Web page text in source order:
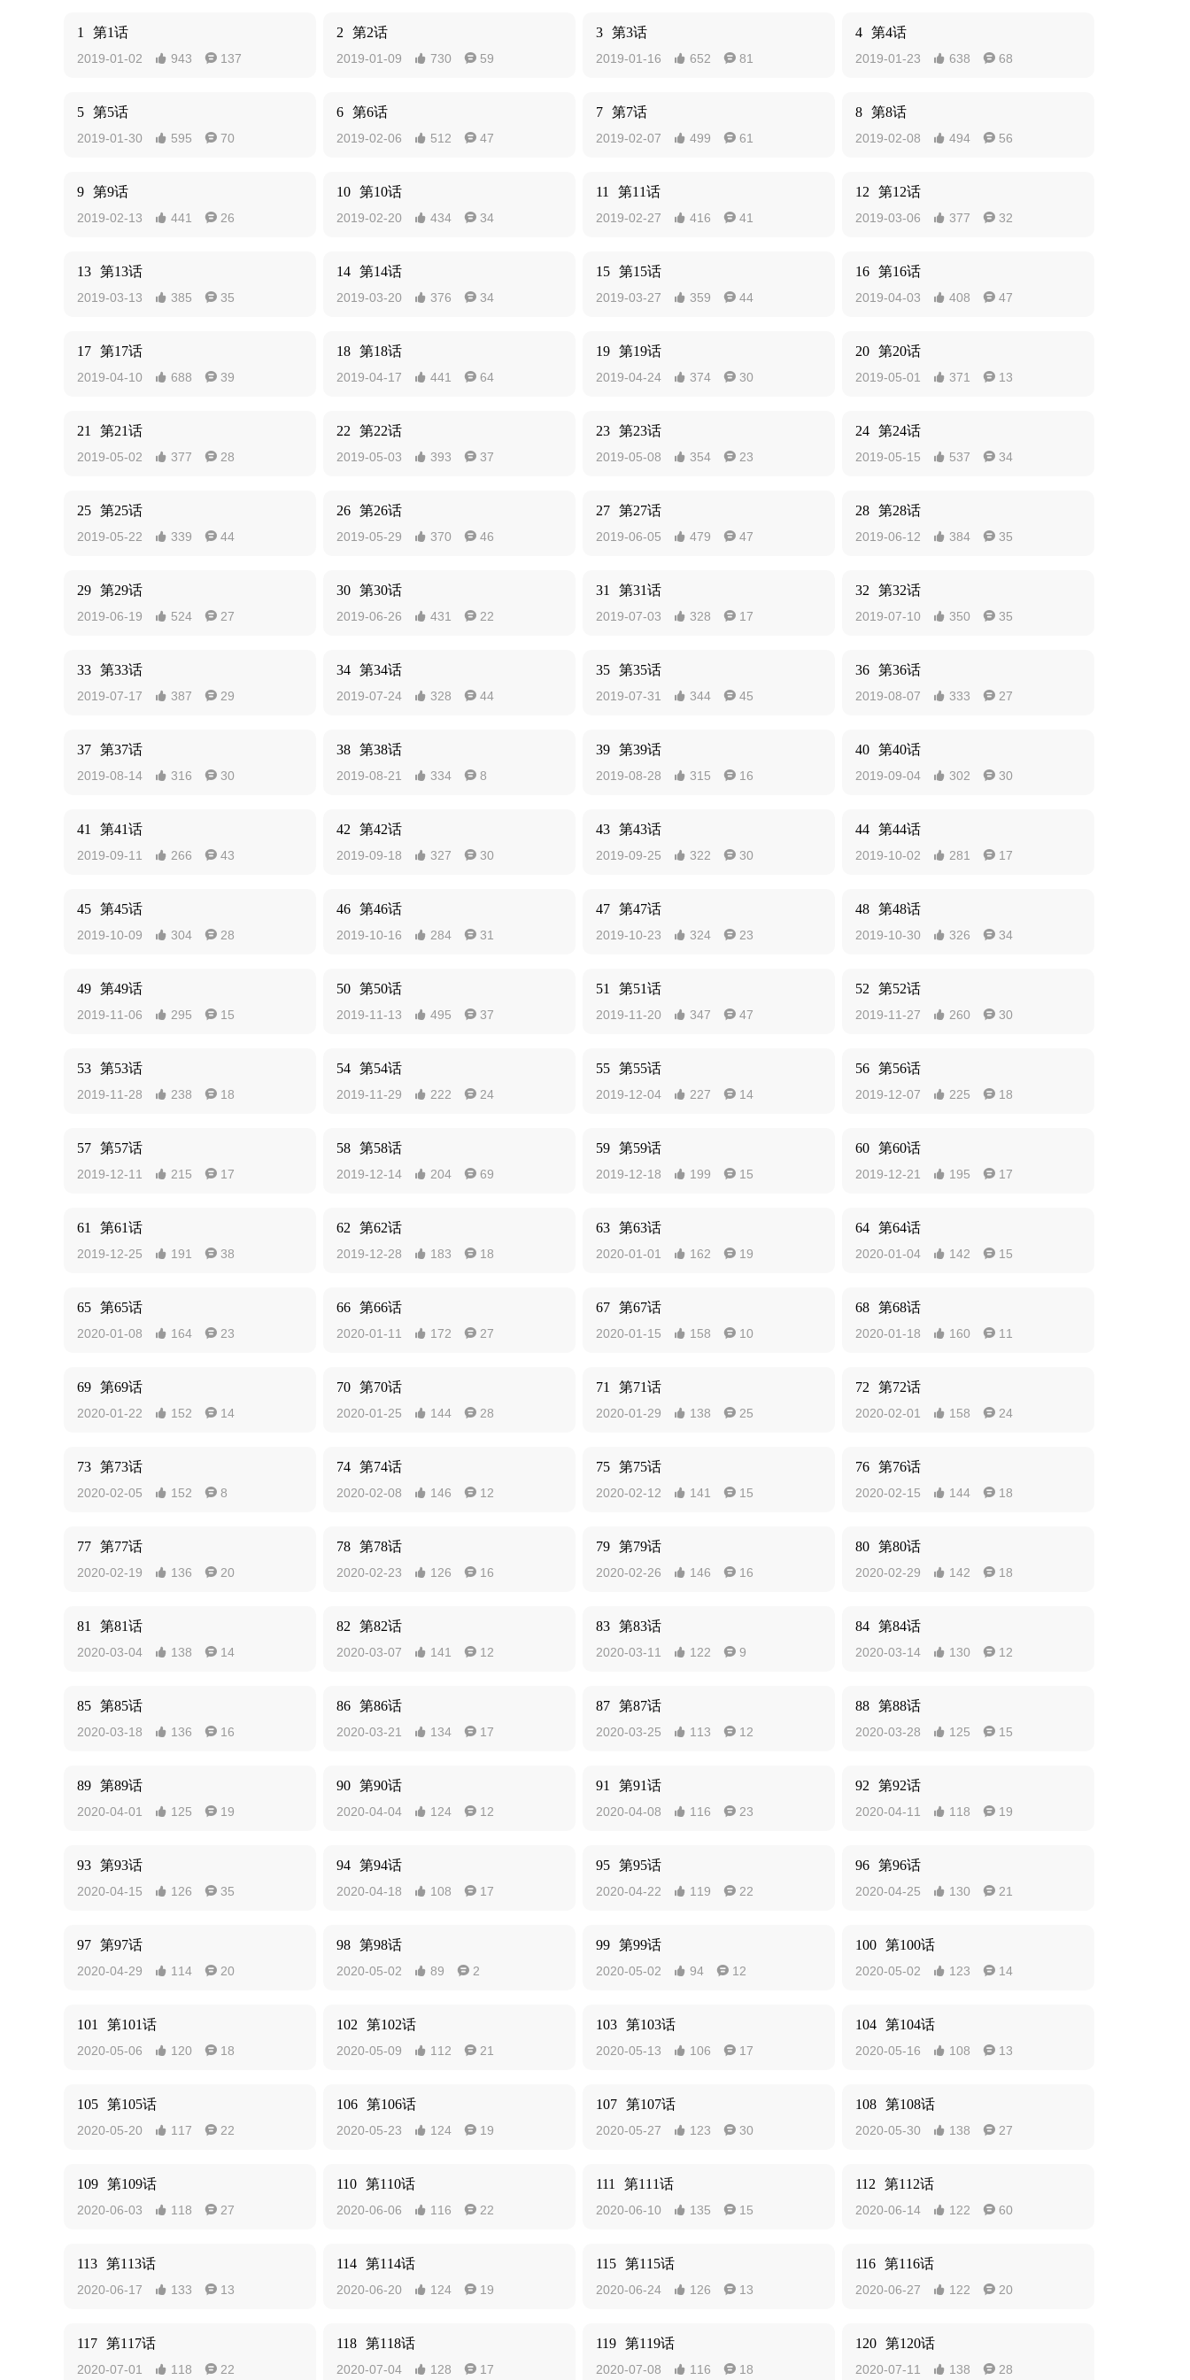
1 第1话
2019-01-02  943  137
2 第2话
2019-01-09  730  59
3 第3话
2019-01-16  652  81
4 第4话
2019-01-23  638  68
5 第5话
2019-01-30  595  70
6 第6话
2019-02-06  512  47
7 第7话
2019-02-07  499  61
8 第8话
2019-02-08  494  56
9 第9话
2019-02-13  441  26
10 第10话
2019-02-20  434  34
11 第11话
2019-02-27  416  41
12 第12话
2019-03-06  377  32
13 第13话
2019-03-13  385  35
14 第14话
2019-03-20  376  34
15 第15话
2019-03-27  359  44
16 第16话
2019-04-03  408  47
17 第17话
2019-04-10  688  39
18 第18话
2019-04-17  441  64
19 第19话
2019-04-24  374  30
20 第20话
2019-05-01  371  13
21 第21话
2019-05-02  377  28
22 第22话
2019-05-03  393  37
23 第23话
2019-05-08  354  23
24 第24话
2019-05-15  537  34
25 第25话
2019-05-22  339  44
26 第26话
2019-05-29  370  46
27 第27话
2019-06-05  479  47
28 第28话
2019-06-12  384  35
29 第29话
2019-06-19  524  27
30 第30话
2019-06-26  431  22
31 第31话
2019-07-03  328  17
32 第32话
2019-07-10  350  35
33 第33话
2019-07-17  387  29
34 第34话
2019-07-24  328  44
35 第35话
2019-07-31  344  45
36 第36话
2019-08-07  333  27
37 第37话
2019-08-14  316  30
38 第38话
2019-08-21  334  8
39 第39话
2019-08-28  315  16
40 第40话
2019-09-04  302  30
41 第41话
2019-09-11  266  43
42 第42话
2019-09-18  327  30
43 第43话
2019-09-25  322  30
44 第44话
2019-10-02  281  17
45 第45话
2019-10-09  304  28
46 第46话
2019-10-16  284  31
47 第47话
2019-10-23  324  23
48 第48话
2019-10-30  326  34
49 第49话
2019-11-06  295  15
50 第50话
2019-11-13  495  37
51 第51话
2019-11-20  347  47
52 第52话
2019-11-27  260  30
53 第53话
2019-11-28  238  18
54 第54话
2019-11-29  222  24
55 第55话
2019-12-04  227  14
56 第56话
2019-12-07  225  18
57 第57话
2019-12-11  215  17
58 第58话
2019-12-14  204  69
59 第59话
2019-12-18  199  15
60 第60话
2019-12-21  195  17
61 第61话
2019-12-25  191  38
62 第62话
2019-12-28  183  18
63 第63话
2020-01-01  162  19
64 第64话
2020-01-04  142  15
65 第65话
2020-01-08  164  23
66 第66话
2020-01-11  172  27
67 第67话
2020-01-15  158  10
68 第68话
2020-01-18  160  11
69 第69话
2020-01-22  152  14
70 第70话
2020-01-25  144  28
71 第71话
2020-01-29  138  25
72 第72话
2020-02-01  158  24
73 第73话
2020-02-05  152  8
74 第74话
2020-02-08  146  12
75 第75话
2020-02-12  141  15
76 第76话
2020-02-15  144  18
77 第77话
2020-02-19  136  20
78 第78话
2020-02-23  126  16
79 第79话
2020-02-26  146  16
80 第80话
2020-02-29  142  18
81 第81话
2020-03-04  138  14
82 第82话
2020-03-07  141  12
83 第83话
2020-03-11  122  9
84 第84话
2020-03-14  130  12
85 第85话
2020-03-18  136  16
86 第86话
2020-03-21  134  17
87 第87话
2020-03-25  113  12
88 第88话
2020-03-28  125  15
89 第89话
2020-04-01  125  19
90 第90话
2020-04-04  124  12
91 第91话
2020-04-08  116  23
92 第92话
2020-04-11  118  19
93 第93话
2020-04-15  126  35
94 第94话
2020-04-18  108  17
95 第95话
2020-04-22  119  22
96 第96话
2020-04-25  130  21
97 第97话
2020-04-29  114  20
98 第98话
2020-05-02  89  2
99 第99话
2020-05-02  94  12
100 第100话
2020-05-02  123  14
101 第101话
2020-05-06  120  18
102 第102话
2020-05-09  112  21
103 第103话
2020-05-13  106  17
104 第104话
2020-05-16  108  13
105 第105话
2020-05-20  117  22
106 第106话
2020-05-23  124  19
107 第107话
2020-05-27  123  30
108 第108话
2020-05-30  138  27
109 第109话
2020-06-03  118  27
110 第110话
2020-06-06  116  22
111 第111话
2020-06-10  135  15
112 第112话
2020-06-14  122  60
113 第113话
2020-06-17  133  13
114 第114话
2020-06-20  124  19
115 第115话
2020-06-24  126  13
116 第116话
2020-06-27  122  20
117 第117话
2020-07-01  118  22
118 第118话
2020-07-04  128  17
119 第119话
2020-07-08  116  18
120 第120话
2020-07-11  138  28